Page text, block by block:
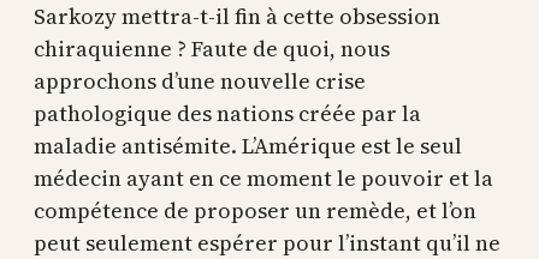
Sarkozy mettra-t-il fin à cette obsession
chiraquienne ? Faute de quoi, nous
approchons d’une nouvelle crise
pathologique des nations créée par la
maladie antisémite. L’Amérique est le seul
médecin ayant en ce moment le pouvoir et la
compétence de proposer un remède, et l’on
peut seulement espérer pour l’instant qu’il ne